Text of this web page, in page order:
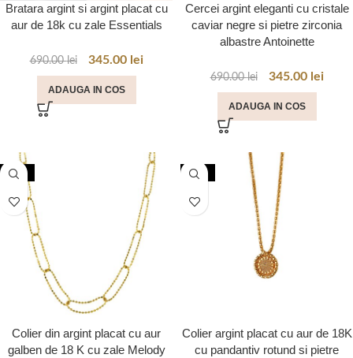
Bratara argint si argint placat cu
aur de 18k cu zale Essentials
690.00lei 345.00 lei
ADAUGA IN COS
Cercei argint eleganti cu cristale
caviar negre si pietre zirconia
albastre Antoinette
690.00lei 345.00 lei
ADAUGA IN COS
-50%
Colier din argint placat cu aur
galben de 18 K cu zale Melody
-50%
Colier argint placat cu aur de 18K
cu pandantiv rotund si pietre